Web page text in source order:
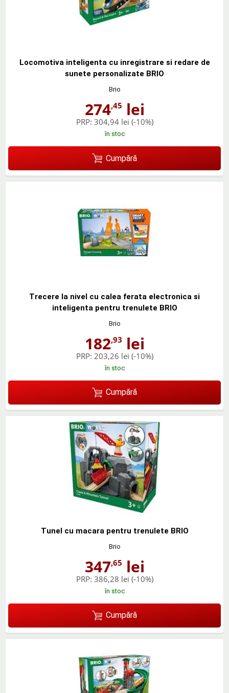
Locomotiva inteligenta cu inregistrare si redare de
sunete personalizate BRIO
Brio
274,45 lei
PRP: 304,94 lei (-10%)
în stoc
Cumpără
Trecere la nivel cu calea ferata electronica si
inteligenta pentru trenulete BRIO
Brio
182,93 lei
PRP: 203,26 lei (-10%)
în stoc
Cumpără
Tunel cu macara pentru trenulete BRIO
Brio
347,65 lei
PRP: 386,28 lei (-10%)
în stoc
Cumpără